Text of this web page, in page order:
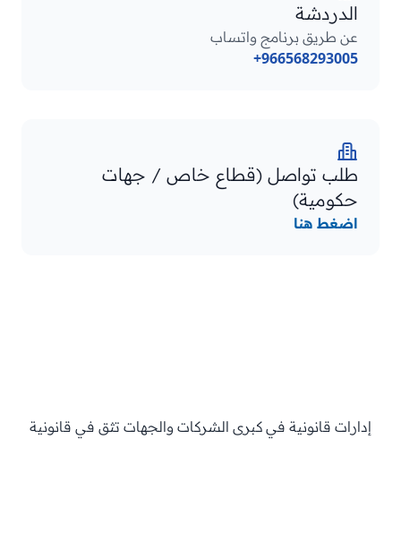
الدردشة
عن طريق برنامج واتساب
+966568293005
طلب تواصل (قطاع خاص / جهات
حكومية)
اضغط هنا
إدارات قانونية في كبرى الشركات والجهات تثق في قانونية